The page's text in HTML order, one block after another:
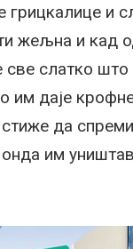
грицкалице и
жељна и кад
све слатко
им даје
да
им